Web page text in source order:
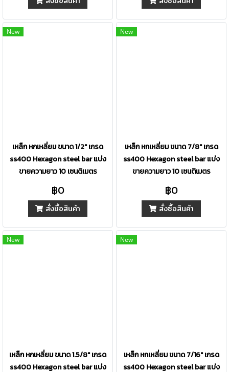
New
เหล็ก หกเหลี่ยม ขนาด 1/2" เกรด
ss400 Hexagon steel bar แบ่ง
ขายความยาว 10 เซนติเมตร
฿0
สั่งซื้อสินค้า
New
เหล็ก หกเหลี่ยม ขนาด 7/8" เกรด
ss400 Hexagon steel bar แบ่ง
ขายความยาว 10 เซนติเมตร
฿0
สั่งซื้อสินค้า
New
เหล็ก หกเหลี่ยม ขนาด 1.5/8" เกรด
ss400 Hexagon steel bar แบ่ง
New
เหล็ก หกเหลี่ยม ขนาด 7/16" เกรด
ss400 Hexagon steel bar แบ่ง